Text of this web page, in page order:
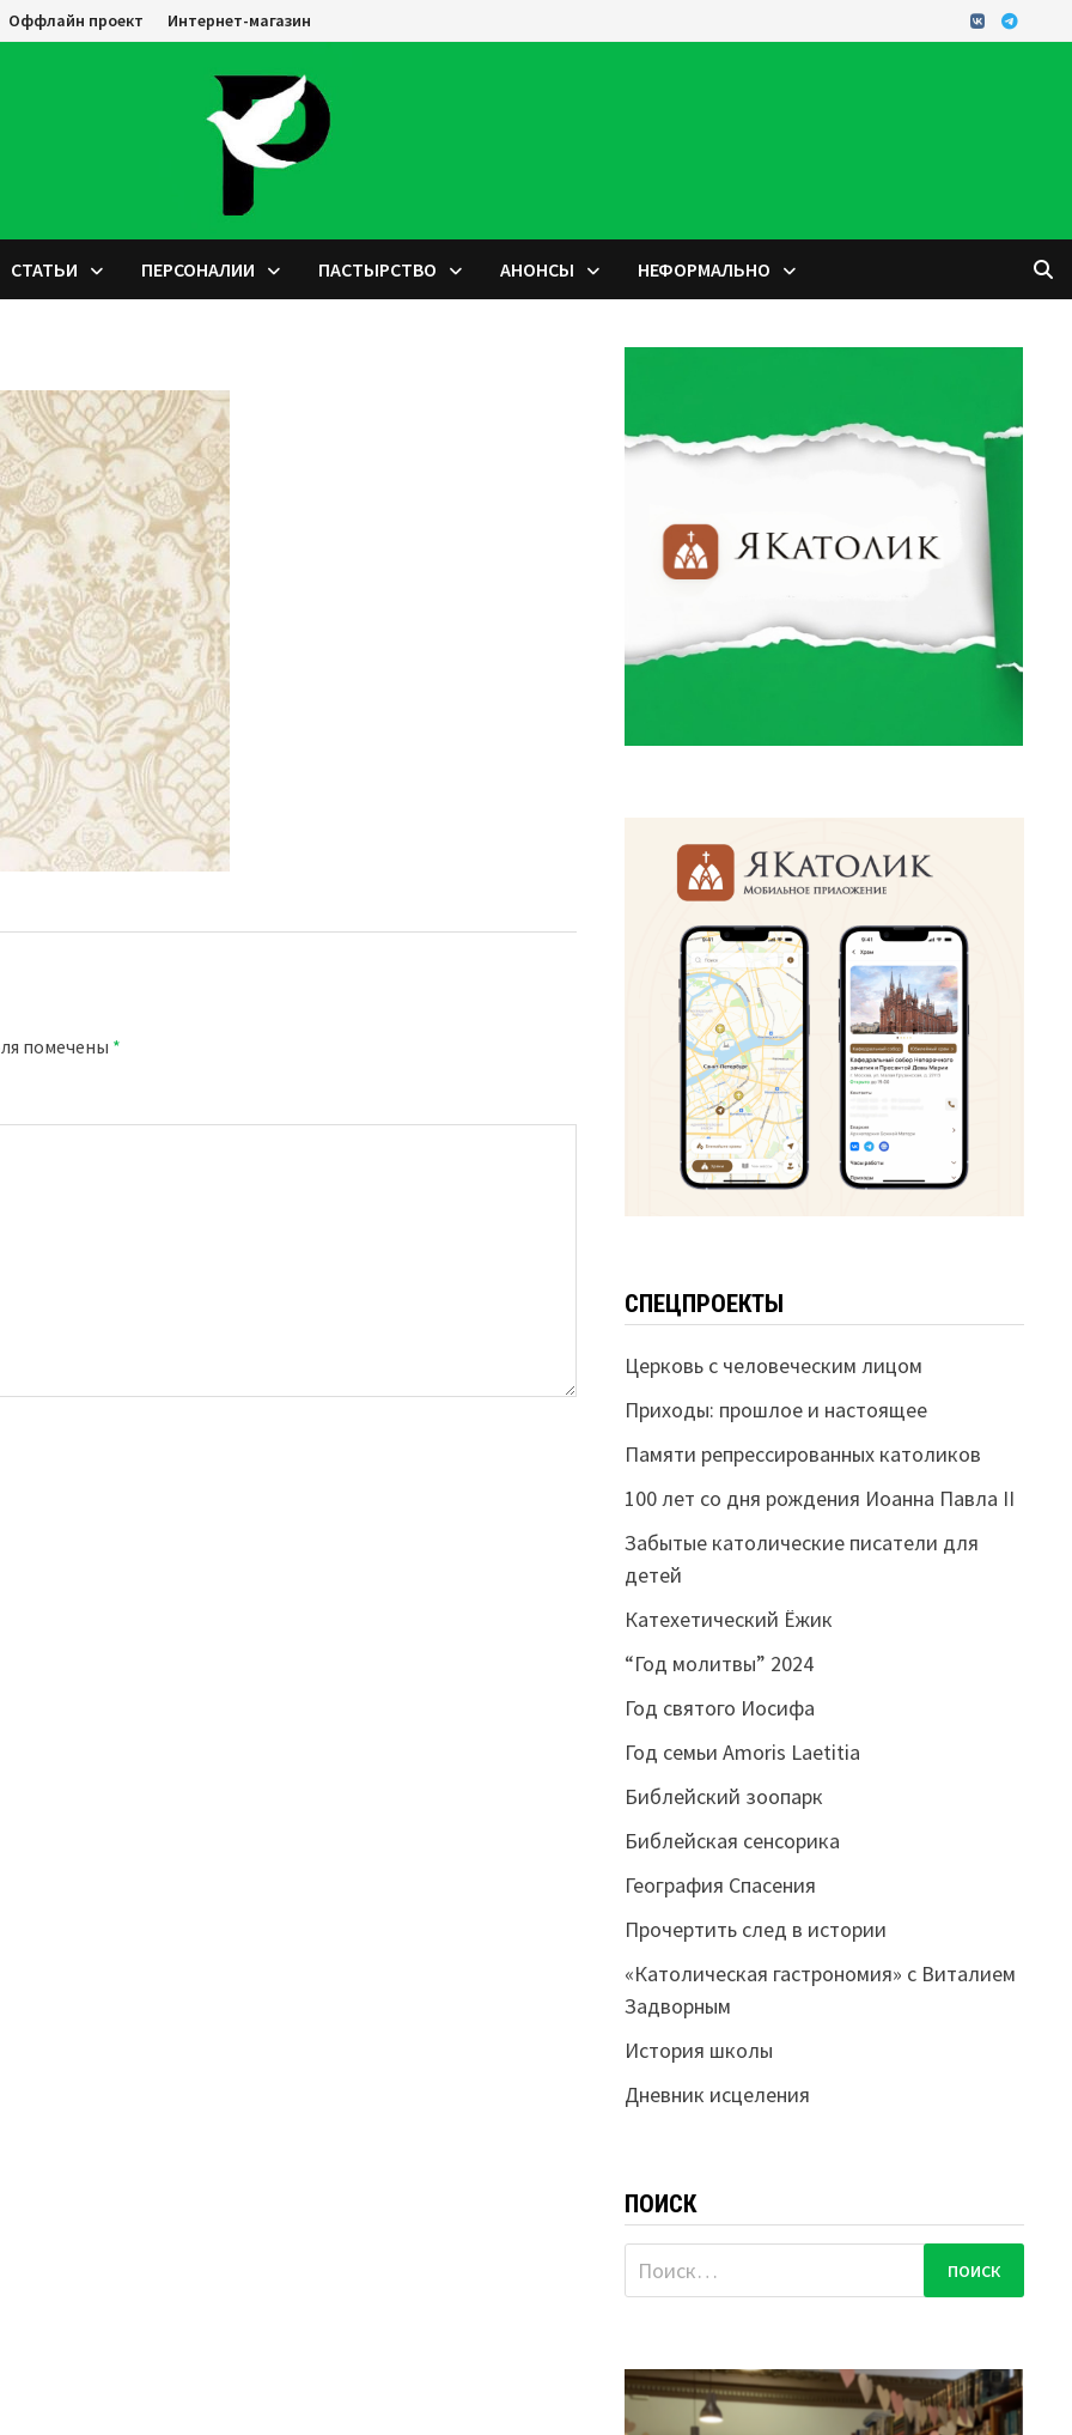
Оффлайн проект Интернет-магазин
СТАТЬИ ПЕРСОНАЛИИ ПАСТЫРСТВО АНОНСЫ НЕФОРМАЛЬНО
помечены *
СПЕЦПРОЕКТЫ
Церковь с человеческим лицом
Приходы: прошлое и настоящее
Памяти репрессированных католиков
100 лет со дня рождения Иоанна Павла II
Забытые католические писатели для
детей
Катехетический Ёжик
“Год молитвы” 2024
Год святого Иосифа
Год семьи Amoris Laetitia
Библейский зоопарк
Библейская сенсорика
География Спасения
Прочертить след в истории
«Католическая гастрономия» с Виталием
Задворным
История школы
Дневник исцеления
ПОИСК
Найти: